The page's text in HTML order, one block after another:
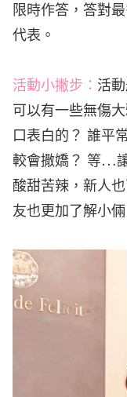
限時作答，答對
代表。
活動小撇步： 活
可以有一些無傷
口表白的？ 誰平
較會撒嬌？ 等…
酸甜苦辣，新人
友也更加了解小